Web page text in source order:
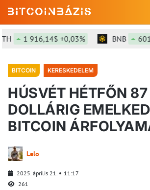
1 916,14$ +0,03% BNB 601,97$
BITCOIN KERESKEDELEM
HÚSVÉT HÉTFŐN
DOLLÁRIG
BITCOIN
Lelo
2025. április 21.
11:17
261